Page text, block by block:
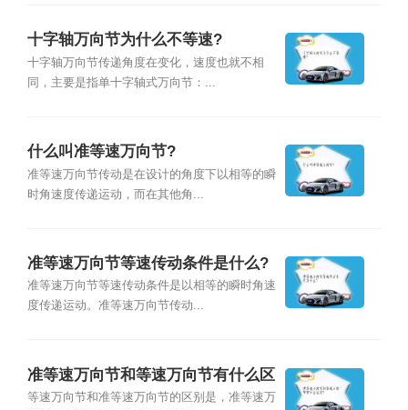
十字轴万向节为什么不等速?
十字轴万向节传递角度在变化，速度也就不相
同，主要是指单十字轴式万向节：...
什么叫准等速万向节?
准等速万向节传动是在设计的角度下以相等的瞬
时角速度传递运动，而在其他角...
准等速万向节等速传动条件是什么?
准等速万向节等速传动条件是以相等的瞬时角速
度传递运动。准等速万向节传动...
准等速万向节和等速万向节有什么区
别?
等速万向节和准等速万向节的区别是，准等速万